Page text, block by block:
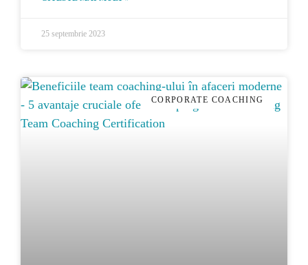
25 septembrie 2023
CORPORATE COACHING